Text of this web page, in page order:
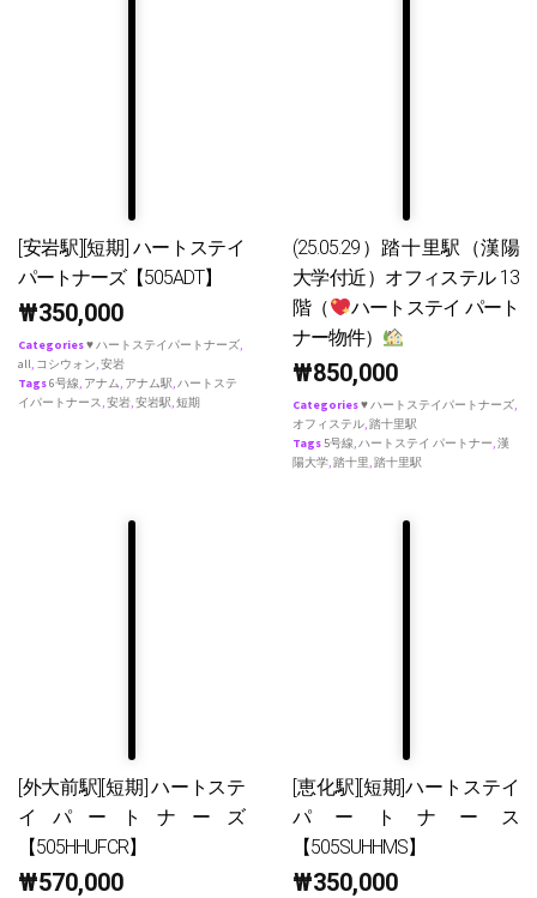
[安岩駅][短期] ハートステイ
パートナーズ【505ADT】
₩350,000
Categories♥ ハートステイパートナーズ
all コシウォン 安岩
Tags6号線 アナム アナム駅 ハートステ
イパートナース 安岩 安岩駅 短期
(25.05.29）踏十里駅（漢陽
大学付近）オフィステル 13
階（
ハートステイ パート
ナー物件）
₩850,000
Categories♥ ハートステイパートナーズ
オフィステル 踏十里駅
Tags 5号線 ハートステイ パートナー 漢
陽大学 踏十里 踏十里駅
[外大前駅][短期] ハートステ
イパートナーズ
【505HHUFCR】
₩570,000
[恵化駅][短期]ハートステイ
パートナース
【505SUHHMS】
₩350,000